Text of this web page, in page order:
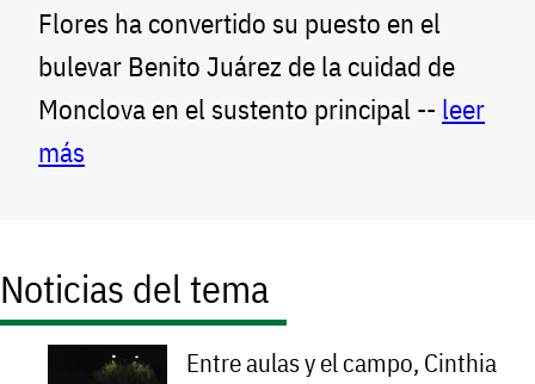
Flores ha convertido su puesto en el
bulevar Benito Juárez de la cuidad de
Monclova en el sustento principal -- leer
más
Noticias del tema
Entre aulas y el campo, Cinthia